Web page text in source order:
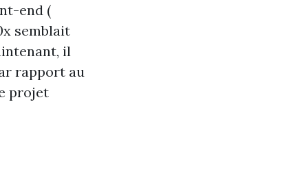
end (
semblait
il
rapport au
projet